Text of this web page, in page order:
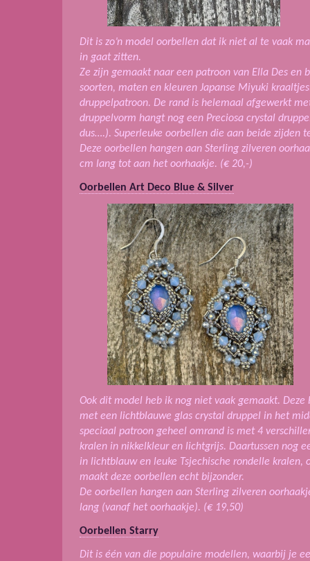
Dit is zo’n model oorbellen dat ik niet al te vaak
in gaat zitten.
Ze zijn gemaakt naar een patroon van Ella Des en
soorten, maten en kleuren Japanse Miyuki
druppelpatroon. De rand is helemaal afgewerkt
druppelvorm hangt nog een Preciosa crystal
dus….). Superleuke oorbellen die aan beide zijden
Deze oorbellen hangen aan Sterling zilveren
cm lang tot aan het oorhaakje. (€ 20,-)
Oorbellen Art Deco Blue & Silver
Ook dit model heb ik nog niet vaak gemaakt.
met een lichtblauwe glas crystal druppel in het
speciaal patroon geheel omrand is met 4
kralen in nikkelkleur en lichtgrijs. Daartussen nog
in lichtblauw en leuke Tsjechische rondelle kralen,
maakt deze oorbellen echt bijzonder.
De oorbellen hangen aan Sterling zilveren
lang (vanaf het oorhaakje). (€ 19,50)
Oorbellen Starry
Dit is één van die populaire modellen, waarbij je